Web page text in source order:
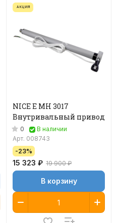
АКЦИЯ
NICE E MH 3017
Внутривальный привод
0
В наличии
Арт. 008743
-23%
15 323 ₽ 19 900 ₽
В корзину